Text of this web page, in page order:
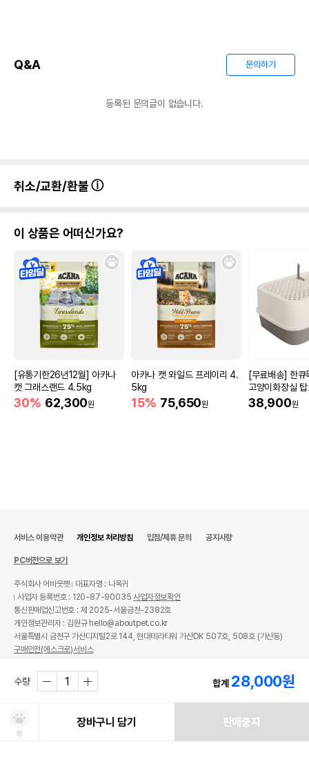
Q&A 문의하기
등록된 문의글이 없습니다.
취소/교환/환불
이 상품은 어떠신가요?
[유통기한26년12월] 아카나
캣 그래스랜드 4.5kg
30% 62,300원
아카나 캣 와일드 프레이리 4.
5kg
15% 75,650원
[무료배송] 한큐
고양이화장실
이
38,900원
수량 합계 28,000원
찜
장바구니 담기 판매중지
서비스 이용약관 개인정보 처리방침 입점/제휴 문의 공지사항
PC버전으로 보기
주식회사 어바웃펫
대표자명 : 나옥귀
사업자 등록번호 : 120-87-90035사업자정보확인
통신판매업신고번호 : 제 2025-서울금천-2382호
개인정보관리자 : 김원규 hello@aboutpet.co.kr
서울특별시 금천구 가산디지털2로 144, 현대테라타워 가산DK 507호, 508호 (가산동)
구매안전(에스크로)서비스